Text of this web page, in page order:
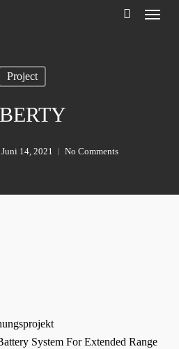
Project
Juni 14, 2021 No Comments
System For Extended Range